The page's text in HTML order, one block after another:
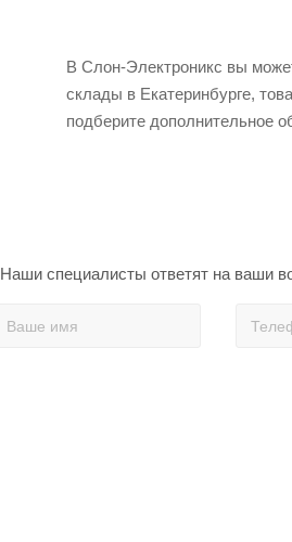
В Слон-Электроникс вы
склады в Екатеринбурге,
подберите дополнительное
Наши специалисты ответят на ваши